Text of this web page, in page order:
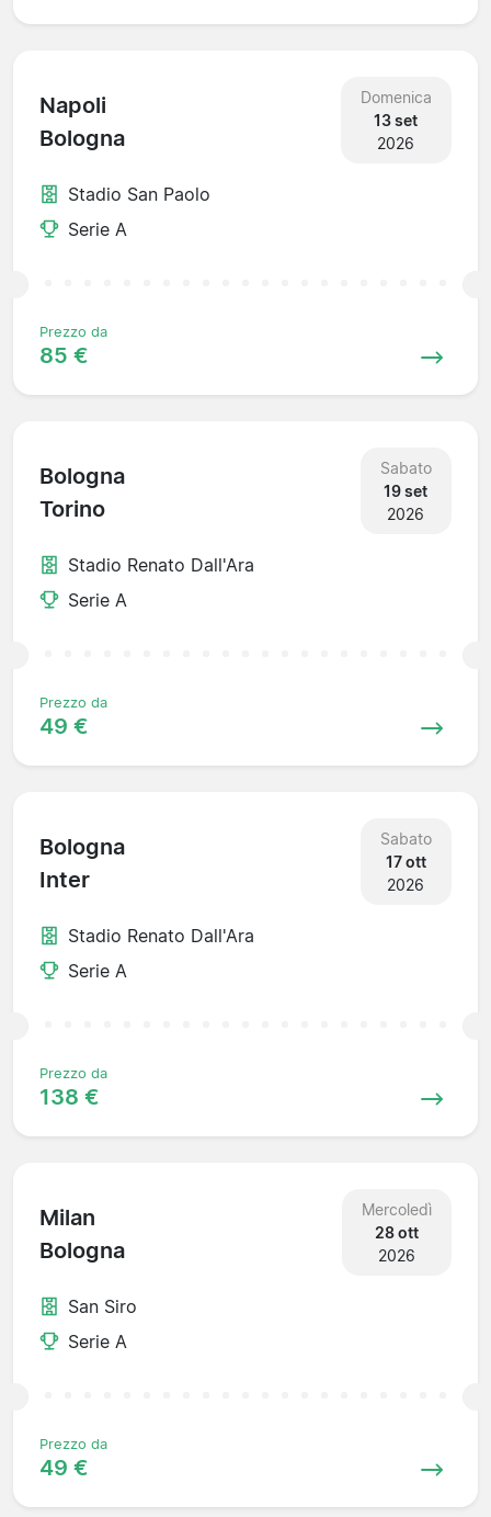
Napoli
Bologna
Domenica
13 set
2026
Stadio San Paolo
Serie A
Prezzo da
85 €
Bologna
Torino
Sabato
19 set
2026
Stadio Renato Dall'Ara
Serie A
Prezzo da
49 €
Bologna
Inter
Sabato
17 ott
2026
Stadio Renato Dall'Ara
Serie A
Prezzo da
138 €
Milan
Bologna
Mercoledì
28 ott
2026
San Siro
Serie A
Prezzo da
49 €